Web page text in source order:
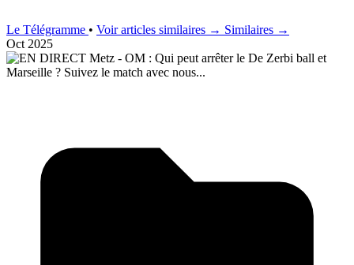
Le Télégramme • Voir articles similaires → Similaires →
Oct 2025